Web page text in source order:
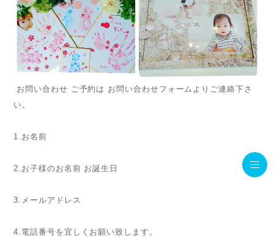
お問い合わせ ご予約は お問い合わせフォームよりご連絡下さ
い。
1.お名前
2.お子様のお名前 お誕生日
3.メールアドレス
4.電話番号を宜しくお願い致します。